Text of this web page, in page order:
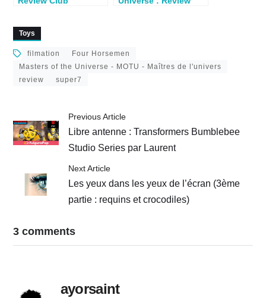
Toys
filmation
Four Horsemen
Masters of the Universe - MOTU - Maîtres de l'univers
review
super7
Previous Article
Libre antenne : Transformers Bumblebee
Studio Series par Laurent
Next Article
Les yeux dans les yeux de l’écran (3ème
partie : requins et crocodiles)
3 comments
ayorsaint